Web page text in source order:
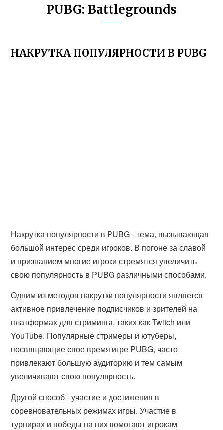
PUBG: Battlegrounds
НАКРУТКА ПОПУЛЯРНОСТИ В PUBG
Накрутка популярности в PUBG - тема, вызывающая
большой интерес среди игроков. В погоне за славой
и признанием многие игроки стремятся увеличить
свою популярность в PUBG различными способами.
Одним из методов накрутки популярности является
активное привлечение подписчиков и зрителей на
платформах для стриминга, таких как Twitch или
YouTube. Популярные стримеры и ютуберы,
посвящающие свое время игре PUBG, часто
привлекают большую аудиторию и тем самым
увеличивают свою популярность.
Другой способ - участие и достижения в
соревновательных режимах игры. Участие в
турнирах и победы на них помогают игрокам